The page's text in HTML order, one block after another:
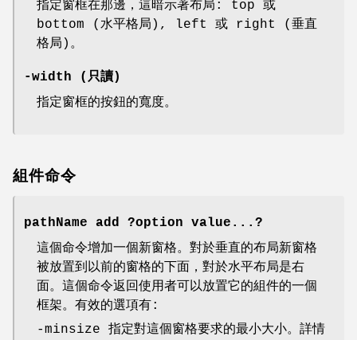
指定窗框在那邊，這暗示著布局: top 或
bottom (水平格局), left 或 right (垂直
格局)。
-width (只讀)
指定窗框的按鈕的寬度。
組件命令
pathName add ?option value...?
這個命令增加一個新窗格。對於垂直的布局新窗格
被放置到以前的窗格的下面，對於水平布局是右
面。這個命令返回使用者可以放置它的組件的一個
框架。有效的選項有:
-minsize 指定對這個窗格要求的最小大小。詳情